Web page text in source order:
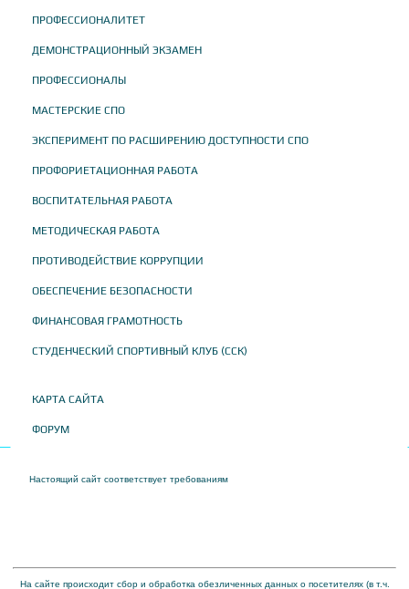
ПРОФЕССИОНАЛИТЕТ
ДЕМОНСТРАЦИОННЫЙ ЭКЗАМЕН
ПРОФЕССИОНАЛЫ
МАСТЕРСКИЕ СПО
ЭКСПЕРИМЕНТ ПО РАСШИРЕНИЮ ДОСТУПНОСТИ СПО
ПРОФОРИЕТАЦИОННАЯ РАБОТА
ВОСПИТАТЕЛЬНАЯ РАБОТА
МЕТОДИЧЕСКАЯ РАБОТА
ПРОТИВОДЕЙСТВИЕ КОРРУПЦИИ
ОБЕСПЕЧЕНИЕ БЕЗОПАСНОСТИ
ФИНАНСОВАЯ ГРАМОТНОСТЬ
СТУДЕНЧЕСКИЙ СПОРТИВНЫЙ КЛУБ (ССК)
КАРТА САЙТА
ФОРУМ
Настоящий сайт соответствует требованиям
На сайте происходит сбор и обработка обезличенных данных о посетителях (в т.ч.